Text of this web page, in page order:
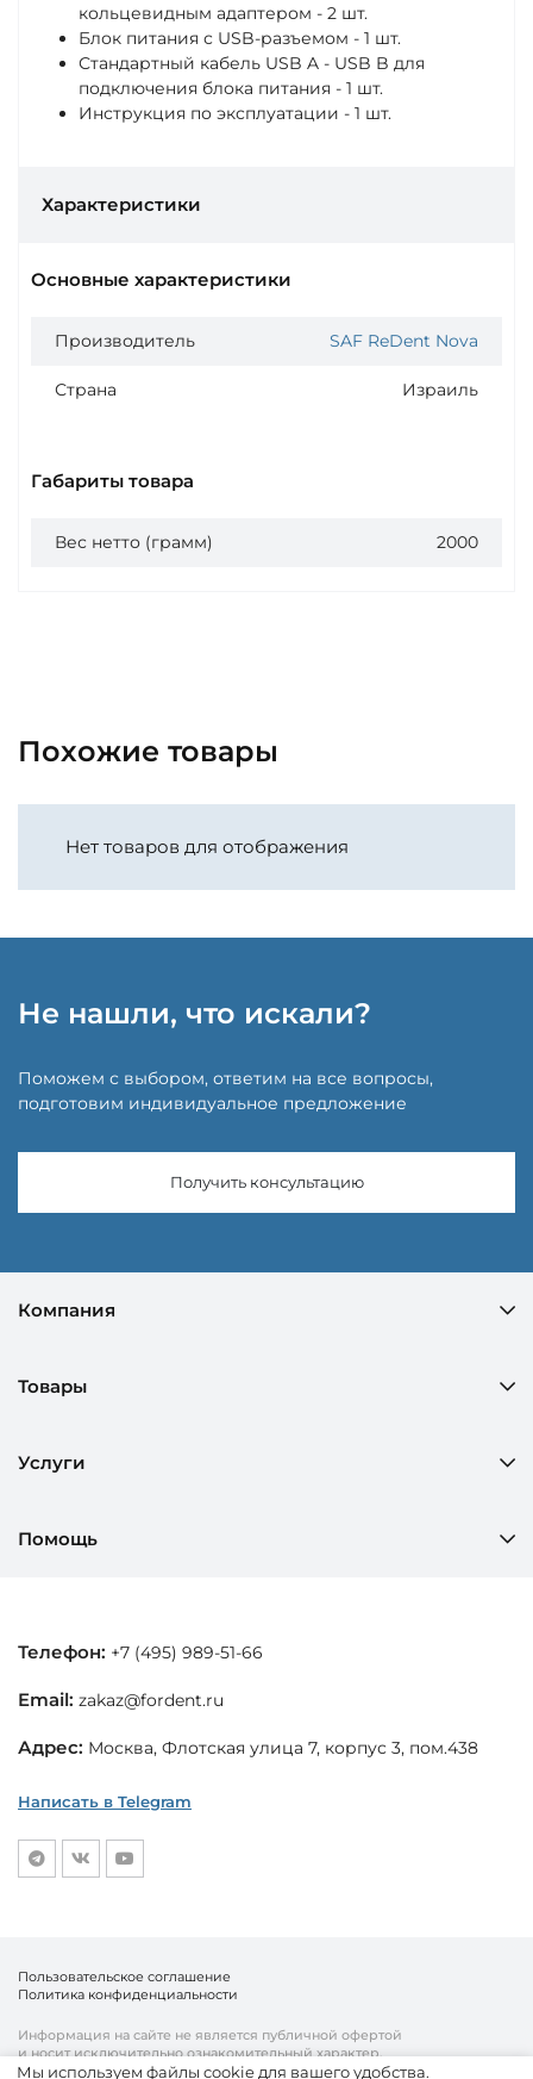
кольцевидным адаптером - 2 шт.
Блок питания с USB‐разъемом - 1 шт.
Стандартный кабель USB A - USB B для
подключения блока питания - 1 шт.
Инструкция по эксплуатации - 1 шт.
Характеристики
Основные характеристики
Производитель SAF ReDent Nova
Страна Израиль
Габариты товара
Вес нетто (грамм) 2000
Похожие товары
Нет товаров для отображения
Не нашли, что искали?
Поможем с выбором, ответим на все вопросы,
подготовим индивидуальное предложение
Получить консультацию
Компания
Товары
Услуги
Помощь
Телефон: +7 (495) 989-51-66
Email: zakaz@fordent.ru
Адрес: Москва, Флотская улица 7, корпус 3, пом.438
Написать в Telegram
Информация на сайте не является публичной офертой
и носит исключительно ознакомительный характер.
Пользовательское соглашение
Политика конфиденциальности
Мы используем файлы cookie для вашего удобства.